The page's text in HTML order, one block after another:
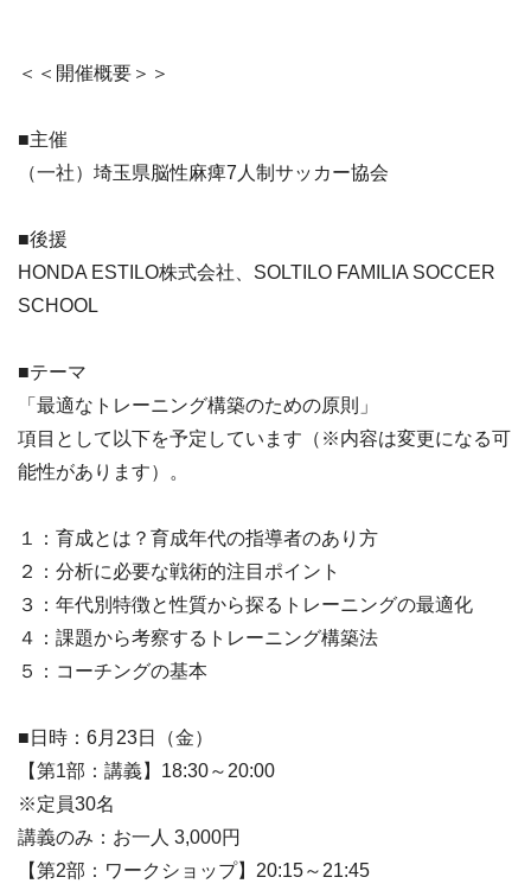
＜＜開催概要＞＞
■主催
（一社）埼玉県脳性麻痺7人制サッカー協会
■後援
HONDA ESTILO株式会社、SOLTILO FAMILIA SOCCER
SCHOOL
■テーマ
「最適なトレーニング構築のための原則」
項目として以下を予定しています（※内容は変更になる可
能性があります）。
１：育成とは？育成年代の指導者のあり方
２：分析に必要な戦術的注目ポイント
３：年代別特徴と性質から探るトレーニングの最適化
４：課題から考察するトレーニング構築法
５：コーチングの基本
■日時：6月23日（金）
【第1部：講義】18:30～20:00
※定員30名
講義のみ：お一人 3,000円
【第2部：ワークショップ】20:15～21:45